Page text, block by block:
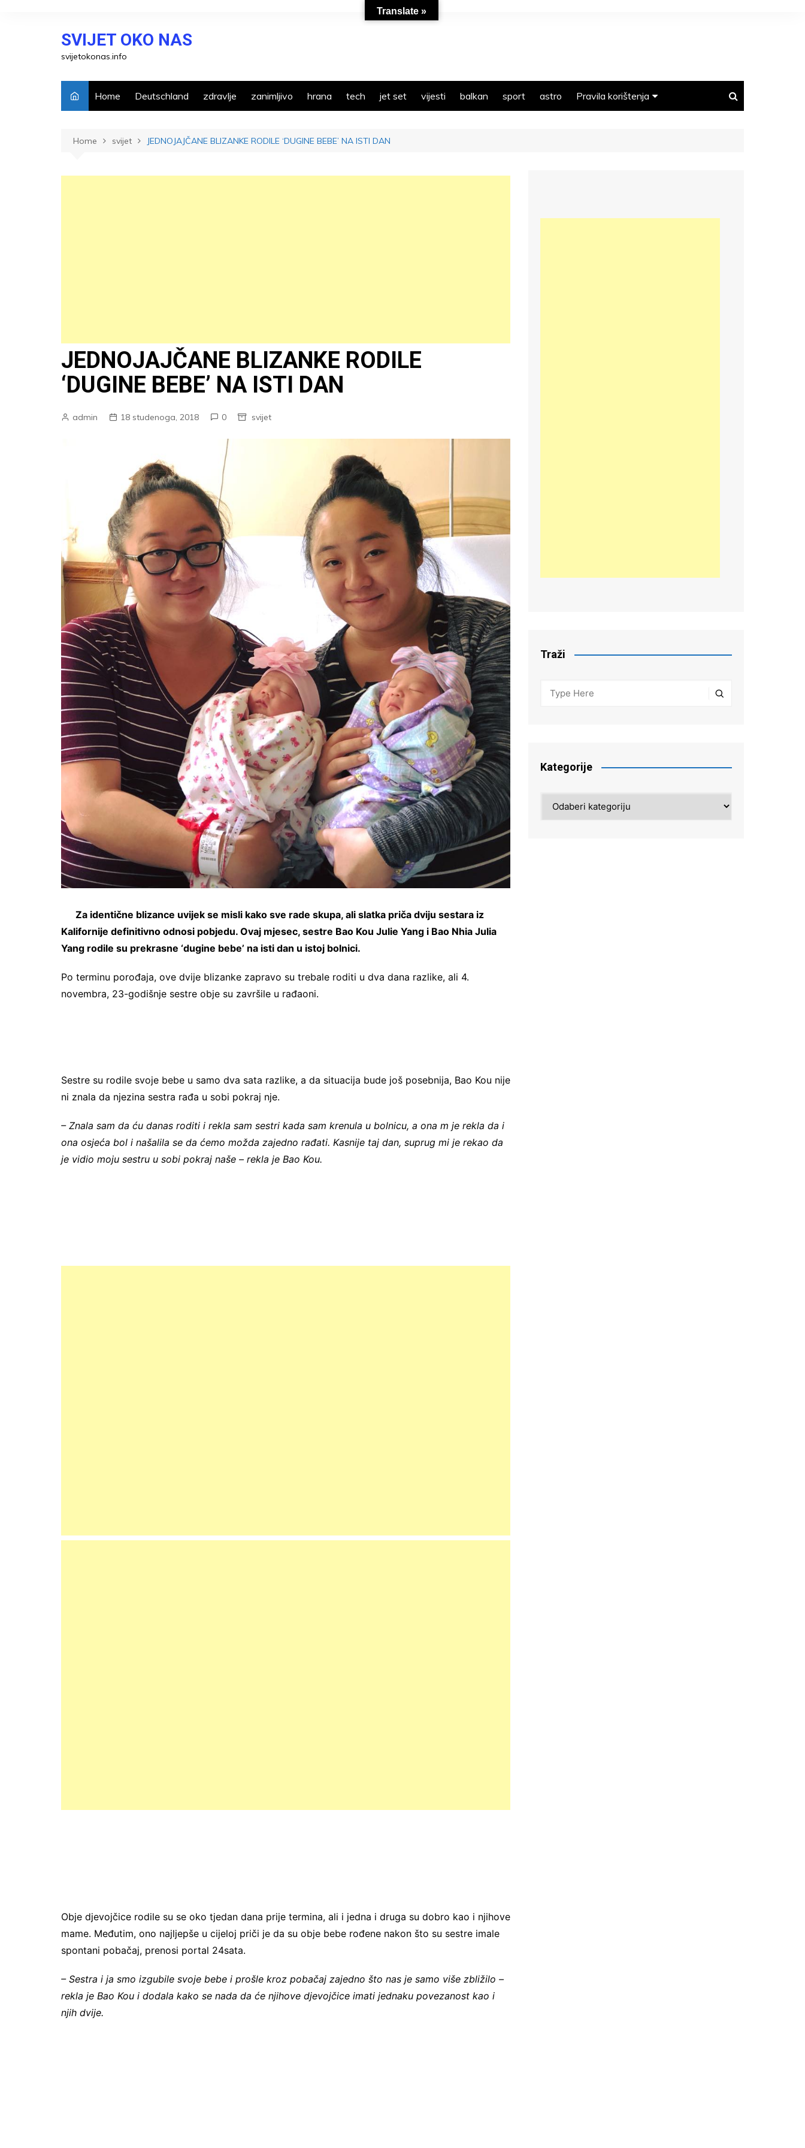
SVIJET OKO NAS
svijetokonas.info
Home Deutschland zdravlje zanimljivo hrana tech jet set vijesti balkan sport astro Pravila korištenja
Home svijet JEDNOJAJČANE BLIZANKE RODILE ‘DUGINE BEBE’ NA ISTI DAN
JEDNOJAJČANE BLIZANKE RODILE
‘DUGINE BEBE’ NA ISTI DAN
admin 18 studenoga, 2018 0 svijet
Za identične blizance uvijek se misli kako sve rade skupa, ali slatka priča dviju sestara iz
Kalifornije definitivno odnosi pobjedu. Ovaj mjesec, sestre Bao Kou Julie Yang i Bao Nhia Julia
Yang rodile su prekrasne ‘dugine bebe’ na isti dan u istoj bolnici.
Po terminu porođaja, ove dvije blizanke zapravo su trebale roditi u dva dana razlike, ali 4.
novembra, 23-godišnje sestre obje su završile u rađaoni.
Sestre su rodile svoje bebe u samo dva sata razlike, a da situacija bude još posebnija, Bao Kou nije
ni znala da njezina sestra rađa u sobi pokraj nje.
– Znala sam da ću danas roditi i rekla sam sestri kada sam krenula u bolnicu, a ona m je rekla da i
ona osjeća bol i našalila se da ćemo možda zajedno rađati. Kasnije taj dan, suprug mi je rekao da
je vidio moju sestru u sobi pokraj naše – rekla je Bao Kou.
Obje djevojčice rodile su se oko tjedan dana prije termina, ali i jedna i druga su dobro kao i njihove
mame. Međutim, ono najljepše u cijeloj priči je da su obje bebe rođene nakon što su sestre imale
spontani pobačaj, prenosi portal 24sata.
– Sestra i ja smo izgubile svoje bebe i prošle kroz pobačaj zajedno što nas je samo više zbližilo –
rekla je Bao Kou i dodala kako se nada da će njihove djevojčice imati jednaku povezanost kao i
njih dvije.
Traži
Kategorije
Translate »